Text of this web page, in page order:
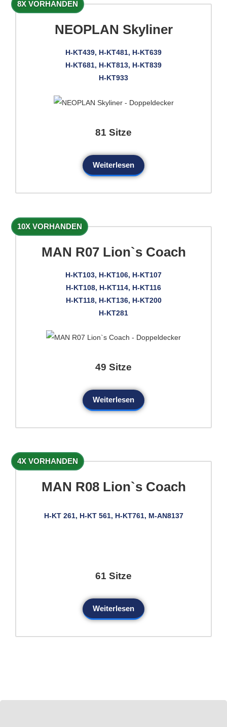
8X VORHANDEN
NEOPLAN Skyliner
H-KT439, H-KT481, H-KT639
H-KT681, H-KT813, H-KT839
H-KT933
81 Sitze
Weiterlesen
10X VORHANDEN
MAN R07 Lion`s Coach
H-KT103, H-KT106, H-KT107
H-KT108, H-KT114, H-KT116
H-KT118, H-KT136, H-KT200
H-KT281
49 Sitze
Weiterlesen
4X VORHANDEN
MAN R08 Lion`s Coach
H-KT 261, H-KT 561, H-KT761, M-AN8137
61 Sitze
Weiterlesen